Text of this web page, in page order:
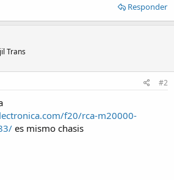
Responder
Trans
#2
f20/rca-m20000-
es mismo chasis